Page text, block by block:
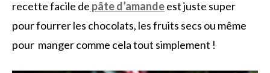
recette facile de pâte d’amandeest juste super
pour fourrer les chocolats, les fruits secs ou même
pour manger comme cela tout simplement !